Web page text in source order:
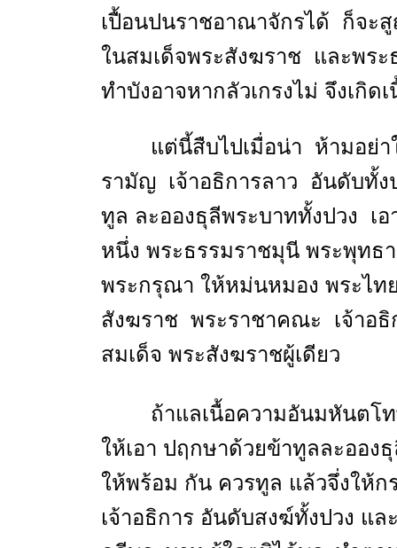
เปื้อนปนราชอาณาจักรได้ ก็จะ
ในสมเด็จพระสังฆราช และพร
ทำบังอาจหากลัวเกรงไม่ จึงเกิ
แต่นี้สืบไปเมื่อน่า ห้ามอย่าใ
รามัญ เจ้าอธิการลาว อันดับทั้
ทูล ละอองธุลีพระบาททั้งปวง เ
หนึ่ง พระธรรมราชมุนี พระพุทธ
พระกรุณา ให้หม่นหมอง พระไท
สังฆราช พระราชาคณะ เจ้าอ
สมเด็จ พระสังฆราชผู้เดียว
ถ้าแลเนื้อความอันมหันตโ
ให้เอา ปฤกษาด้วยข้าทูลละออ
ให้พร้อม กัน ควรทูล แล้วจึ่งให้
เจ้าอธิการ อันดับสงฆ์ทั้งปวง แ